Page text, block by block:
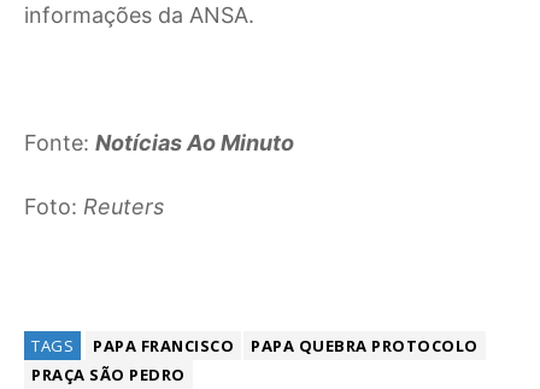
informações da ANSA.
Fonte: Notícias Ao Minuto
Foto: Reuters
TAGS PAPA FRANCISCO
PAPA QUEBRA PROTOCOLO
PRAÇA SÃO PEDRO